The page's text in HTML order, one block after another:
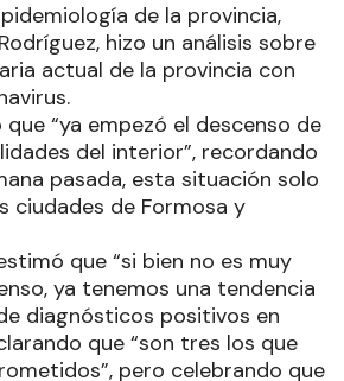
de la provincia,
hizo un análisis sobre
actual de la provincia con
que “ya empezó el descenso de
del interior”, recordando
pasada, esta situación solo
ciudades de Formosa y
que “si bien no es muy
ya tenemos una tendencia
diagnósticos positivos en
que “son tres los que
pero celebrando que